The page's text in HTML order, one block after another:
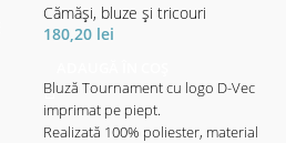
Cămăși, bluze și tricouri
180,20 lei
Bluză Tournament cu logo D-Vec
imprimat pe piept.
Realizată 100% poliester, material